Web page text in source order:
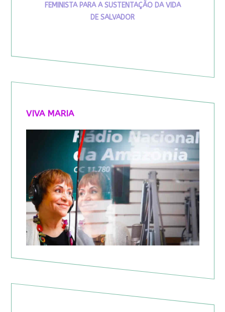
FEMINISTA PARA A SUSTENTAÇÃO DA VIDA
DE SALVADOR
VIVA MARIA